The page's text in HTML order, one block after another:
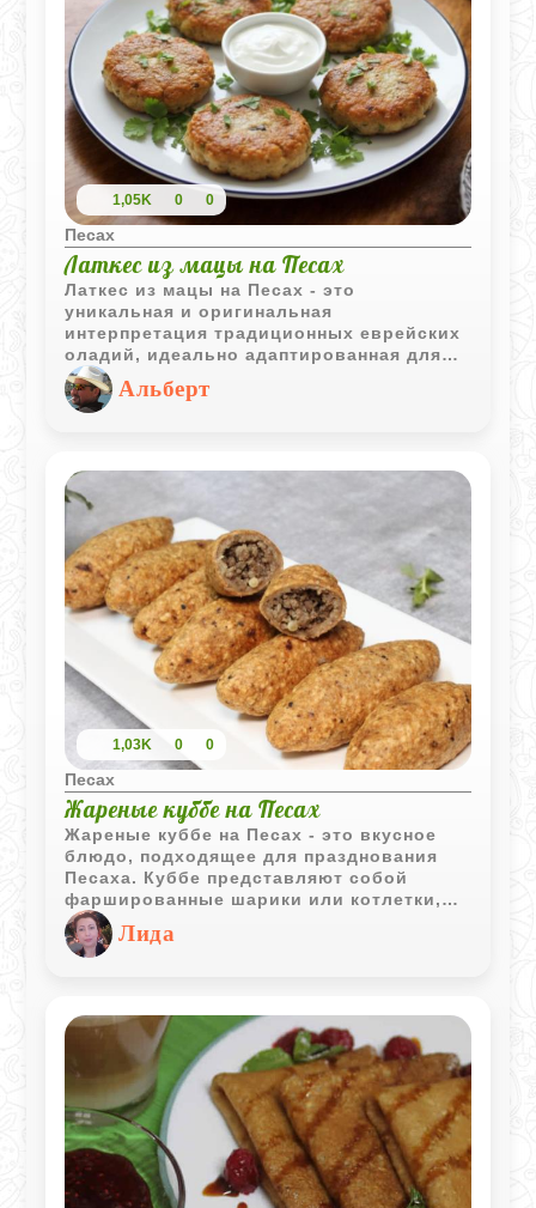
1,05K 0 0
Песах
Латкес из мацы на Песах
Латкес из мацы на Песах - это
уникальная и оригинальная
интерпретация традиционных еврейских
оладий, идеально адаптированная для
праздничного стола. Эти оладьи удачно
сочетают в себе богатые вкусы и
вековые традиции, делая каждый Песах
латкес из мацы, чтобы убедиться,
насколько они вкусны, хрустящие
снаружи и мягкие внутри.
Альберт
1,03K 0 0
Песах
Жареные куббе на Песах
Жареные куббе на Песах - это вкусное
блюдо, подходящее для празднования
Песаха. Куббе представляют собой
фаршированные шарики или котлетки,
традиционно приготовленные из теста на
основе муки из мацы, что соответствует
кошерным правилам Песаха. Начинка
и иногда кедровых орешков.
Лида